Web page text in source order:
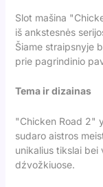
Slot mašina
iš ankstesnės
Šiame straipsnyje
prie pagrindinio
Tema ir dizainas
"Chicken Road 2"
sudaro aistros
unikalius tikslai bei
dźvožkiuose.